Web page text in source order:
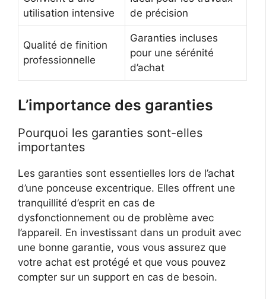
utilisation intensive
de précision
Qualité de finition
professionnelle
Garanties incluses
pour une sérénité
d’achat
L’importance des garanties
Pourquoi les garanties sont-elles
importantes
Les garanties sont essentielles lors de l’achat
d’une ponceuse excentrique. Elles offrent une
tranquillité d’esprit en cas de
dysfonctionnement ou de problème avec
l’appareil. En investissant dans un produit avec
une bonne garantie, vous vous assurez que
votre achat est protégé et que vous pouvez
compter sur un support en cas de besoin.